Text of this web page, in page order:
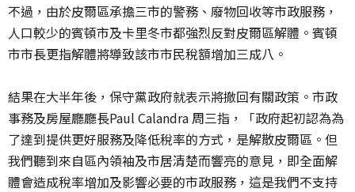
不過，由於皮爾區承擔三市的警務、廢物回收等市政服務，
人口較少的賓頓市及卡里冬市都強烈反對皮爾區解體。賓頓
市市長更指解體將導致該市市民稅額增加三成八。
結果在大半年後，保守黨政府就表示將撤回有關政策。市政
事務及房屋廳廳長Paul Calandra 周三指，「政府起初認為為
了達到提供更好服務及降低稅率的方式，是解散皮爾區。但
我們聽到來自區內領袖及市居清楚而響亮的意見，即全面解
體會造成稅率增加及影響必要的市政服務，這是我們不支持